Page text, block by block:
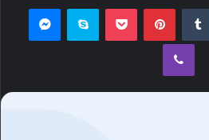
پینتریست پاکت اسکایپ
وایبر